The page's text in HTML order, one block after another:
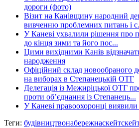
дороги (фото)
Візит на Канівщину народний
вивченню проблемних питань і
У Каневі ухвалили рішення про
до кінця зими та його пос...
Цими вихідними Канів
народження
Офіційний склад новообраного
на виборах в Степанецькій ОТГ
Делегація із Межиріцької ОТГ
проти об’єднання із Степанець...
У Каневі правоохоронці
Теги: будівництвонабережнаскейт